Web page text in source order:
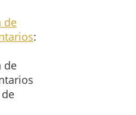
de
:
de